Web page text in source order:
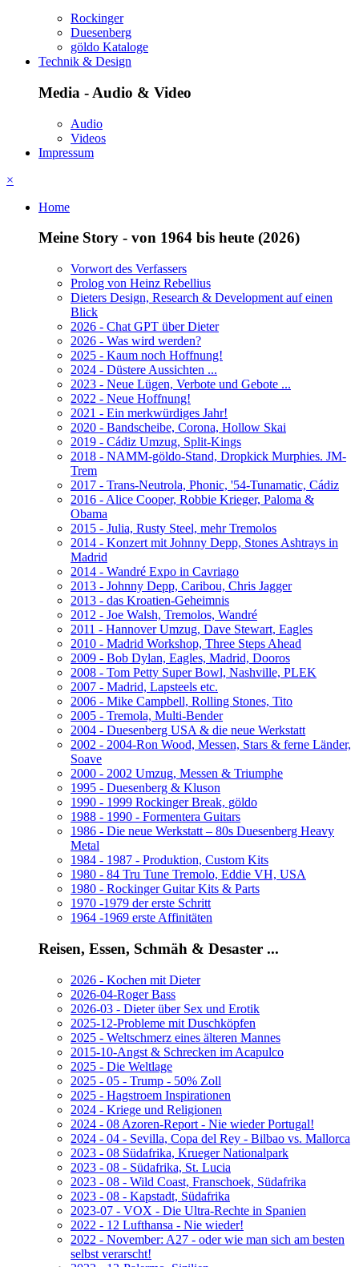
Rockinger
Duesenberg
göldo Kataloge
Technik & Design
Media - Audio & Video
Audio
Videos
Impressum
×
Home
Meine Story - von 1964 bis heute (2026)
Vorwort des Verfassers
Prolog von Heinz Rebellius
Dieters Design, Research & Development auf einen
Blick
2026 - Chat GPT über Dieter
2026 - Was wird werden?
2025 - Kaum noch Hoffnung!
2024 - Düstere Aussichten ...
2023 - Neue Lügen, Verbote und Gebote ...
2022 - Neue Hoffnung!
2021 - Ein merkwürdiges Jahr!
2020 - Bandscheibe, Corona, Hollow Skai
2019 - Cádiz Umzug, Split-Kings
2018 - NAMM-göldo-Stand, Dropkick Murphies. JM-
Trem
2017 - Trans-Neutrola, Phonic, '54-Tunamatic, Cádiz
2016 - Alice Cooper, Robbie Krieger, Paloma &
Obama
2015 - Julia, Rusty Steel, mehr Tremolos
2014 - Konzert mit Johnny Depp, Stones Ashtrays in
Madrid
2014 - Wandré Expo in Cavriago
2013 - Johnny Depp, Caribou, Chris Jagger
2013 - das Kroatien-Geheimnis
2012 - Joe Walsh, Tremolos, Wandré
2011 - Hannover Umzug, Dave Stewart, Eagles
2010 - Madrid Workshop, Three Steps Ahead
2009 - Bob Dylan, Eagles, Madrid, Dooros
2008 - Tom Petty Super Bowl, Nashville, PLEK
2007 - Madrid, Lapsteels etc.
2006 - Mike Campbell, Rolling Stones, Tito
2005 - Tremola, Multi-Bender
2004 - Duesenberg USA & die neue Werkstatt
2002 - 2004-Ron Wood, Messen, Stars & ferne Länder,
Soave
2000 - 2002 Umzug, Messen & Triumphe
1995 - Duesenberg & Kluson
1990 - 1999 Rockinger Break, göldo
1988 - 1990 - Formentera Guitars
1986 - Die neue Werkstatt – 80s Duesenberg Heavy
Metal
1984 - 1987 - Produktion, Custom Kits
1980 - 84 Tru Tune Tremolo, Eddie VH, USA
1980 - Rockinger Guitar Kits & Parts
1970 -1979 der erste Schritt
1964 -1969 erste Affinitäten
Reisen, Essen, Schmäh & Desaster ...
2026 - Kochen mit Dieter
2026-04-Roger Bass
2026-03 - Dieter über Sex und Erotik
2025-12-Probleme mit Duschköpfen
2025 - Weltschmerz eines älteren Mannes
2015-10-Angst & Schrecken im Acapulco
2025 - Die Weltlage
2025 - 05 - Trump - 50% Zoll
2025 - Hagstroem Inspirationen
2024 - Kriege und Religionen
2024 - 08 Azoren-Report - Nie wieder Portugal!
2024 - 04 - Sevilla, Copa del Rey - Bilbao vs. Mallorca
2023 - 08 Südafrika, Krueger Nationalpark
2023 - 08 - Südafrika, St. Lucia
2023 - 08 - Wild Coast, Franschoek, Südafrika
2023 - 08 - Kapstadt, Südafrika
2023-07 - VOX - Die Ultra-Rechte in Spanien
2022 - 12 Lufthansa - Nie wieder!
2022 - November: A27 - oder wie man sich am besten
selbst verarscht!